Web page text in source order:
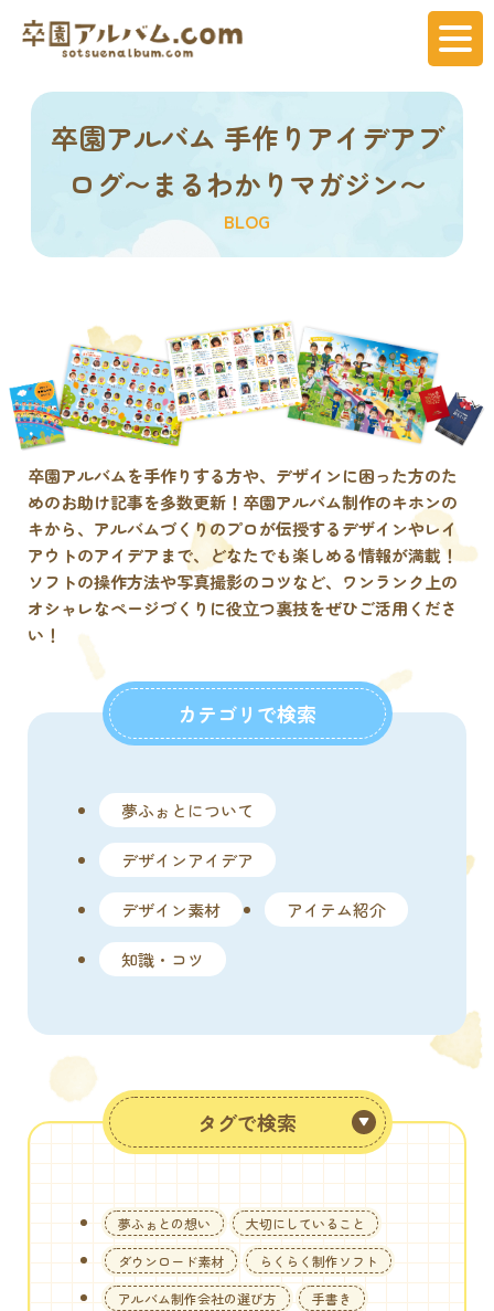
卒園アルバム 手作りアイデアブ
ログ〜まるわかりマガジン〜
BLOG
卒園アルバムを手作りする方や、デザインに困った方のた
めのお助け記事を多数更新！卒園アルバム制作のキホンの
キから、アルバムづくりのプロが伝授するデザインやレイ
アウトのアイデアまで、どなたでも楽しめる情報が満載！
ソフトの操作方法や写真撮影のコツなど、ワンランク上の
オシャレなページづくりに役⽴つ裏技をぜひご活用くださ
い！
カテゴリで検索
夢ふぉとについて
デザインアイデア
デザイン素材 アイテム紹介
知識・コツ
タグで検索
夢ふぉとの想い
大切にしていること
ダウンロード素材
らくらく制作ソフト
アルバム制作会社の選び方
手書き